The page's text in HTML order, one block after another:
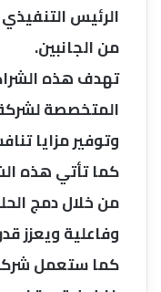
الرئيس
من الجانبين.
تهدف هذه
المتخصصة
وتوفير مزايا
كما تأتي هذه
من خلال دمج
وفاعلية ويعزز
كما ستعمل شركة